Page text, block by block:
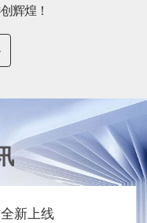
辉煌！
新上线